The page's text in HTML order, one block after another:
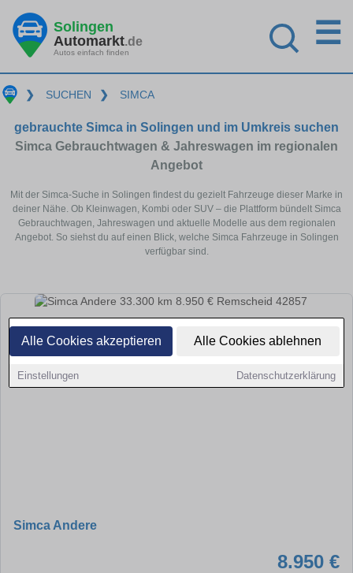
Alle Cookies akzeptieren Alle Cookies ablehnen
Einstellungen Datenschutzerklärung
Solingen
Automarkt.de
Autos einfach finden
☰
❯ SUCHEN ❯ SIMCA
gebrauchte Simca in Solingen und im Umkreis suchen
Simca Gebrauchtwagen & Jahreswagen im regionalen
Angebot
Mit der Simca-Suche in Solingen findest du gezielt Fahrzeuge dieser Marke in
deiner Nähe. Ob Kleinwagen, Kombi oder SUV – die Plattform bündelt Simca
Gebrauchtwagen, Jahreswagen und aktuelle Modelle aus dem regionalen
Angebot. So siehst du auf einen Blick, welche Simca Fahrzeuge in Solingen
verfügbar sind.
Simca Andere
8.950 €